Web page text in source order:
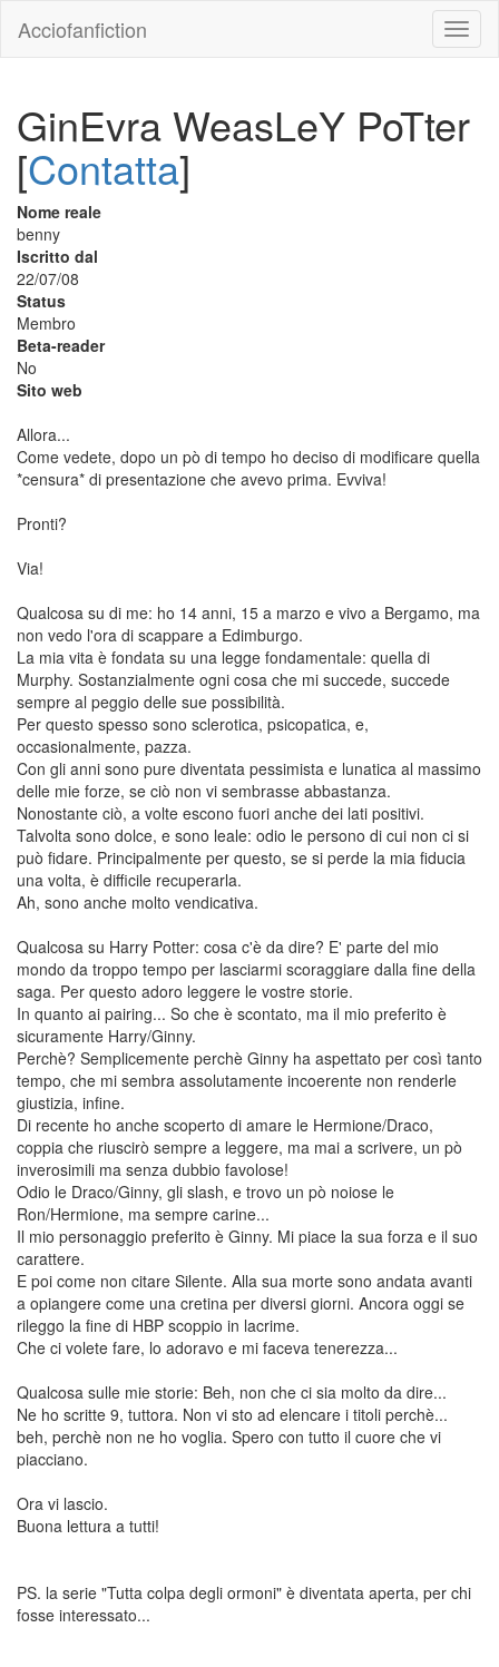
Acciofanfiction
GinEvra WeasLeY PoTter
[Contatta]
Nome reale
benny
Iscritto dal
22/07/08
Status
Membro
Beta-reader
No
Sito web
Allora...
Come vedete, dopo un pò di tempo ho deciso di modificare quella
*censura* di presentazione che avevo prima. Evviva!
Pronti?
Via!
Qualcosa su di me: ho 14 anni, 15 a marzo e vivo a Bergamo, ma
non vedo l'ora di scappare a Edimburgo.
La mia vita è fondata su una legge fondamentale: quella di
Murphy. Sostanzialmente ogni cosa che mi succede, succede
sempre al peggio delle sue possibilità.
Per questo spesso sono sclerotica, psicopatica, e,
occasionalmente, pazza.
Con gli anni sono pure diventata pessimista e lunatica al massimo
delle mie forze, se ciò non vi sembrasse abbastanza.
Nonostante ciò, a volte escono fuori anche dei lati positivi.
Talvolta sono dolce, e sono leale: odio le persono di cui non ci si
può fidare. Principalmente per questo, se si perde la mia fiducia
una volta, è difficile recuperarla.
Ah, sono anche molto vendicativa.
Qualcosa su Harry Potter: cosa c'è da dire? E' parte del mio
mondo da troppo tempo per lasciarmi scoraggiare dalla fine della
saga. Per questo adoro leggere le vostre storie.
In quanto ai pairing... So che è scontato, ma il mio preferito è
sicuramente Harry/Ginny.
Perchè? Semplicemente perchè Ginny ha aspettato per così tanto
tempo, che mi sembra assolutamente incoerente non renderle
giustizia, infine.
Di recente ho anche scoperto di amare le Hermione/Draco,
coppia che riuscirò sempre a leggere, ma mai a scrivere, un pò
inverosimili ma senza dubbio favolose!
Odio le Draco/Ginny, gli slash, e trovo un pò noiose le
Ron/Hermione, ma sempre carine...
Il mio personaggio preferito è Ginny. Mi piace la sua forza e il suo
carattere.
E poi come non citare Silente. Alla sua morte sono andata avanti
a opiangere come una cretina per diversi giorni. Ancora oggi se
rileggo la fine di HBP scoppio in lacrime.
Che ci volete fare, lo adoravo e mi faceva tenerezza...
Qualcosa sulle mie storie: Beh, non che ci sia molto da dire...
Ne ho scritte 9, tuttora. Non vi sto ad elencare i titoli perchè...
beh, perchè non ne ho voglia. Spero con tutto il cuore che vi
piacciano.
Ora vi lascio.
Buona lettura a tutti!
PS. la serie "Tutta colpa degli ormoni" è diventata aperta, per chi
fosse interessato...